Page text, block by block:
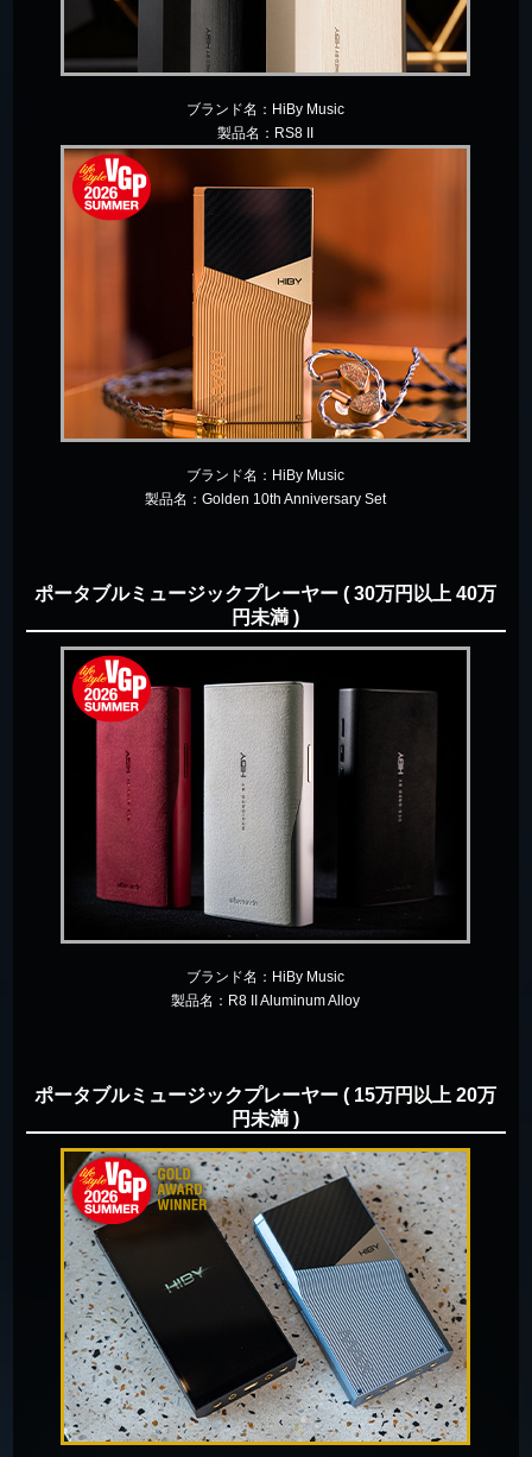
ブランド名： HiBy Music
製品名： RS8 II
ブランド名： HiBy Music
製品名：Golden 10th Anniversary Set
ポータブルミュージックプレーヤー ( 30万円以上 40万
円未満 )
ブランド名： HiBy Music
製品名： R8 II Aluminum Alloy
ポータブルミュージックプレーヤー ( 15万円以上 20万
円未満 )